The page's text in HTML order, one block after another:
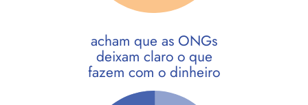
acham que as ONGs
deixam claro o que
fazem com o dinheiro